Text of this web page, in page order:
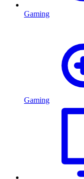
Gaming
Gaming